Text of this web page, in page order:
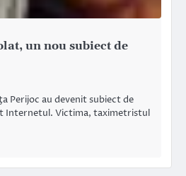
un nou subiect de
Perijoc au devenit subiect de
Internetul. Victima, taximetristul